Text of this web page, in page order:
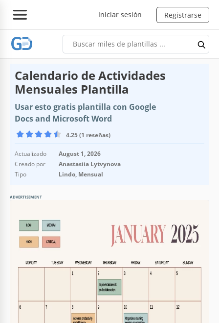
Iniciar sesión Registrarse
Calendario de Actividades
Mensuales Plantilla
Usar esto gratis plantilla con Google
Docs and Microsoft Word
4.25 (1 reseñas)
Actualizado
August 1, 2026
Creado por
Anastasiia Lytvynova
Tipo
Lindo, Mensual
ADVERTISEMENT